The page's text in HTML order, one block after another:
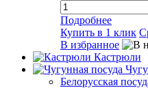
Подробнее
Купить в 1 клик
В избранное
Кастрюли
Белорусская